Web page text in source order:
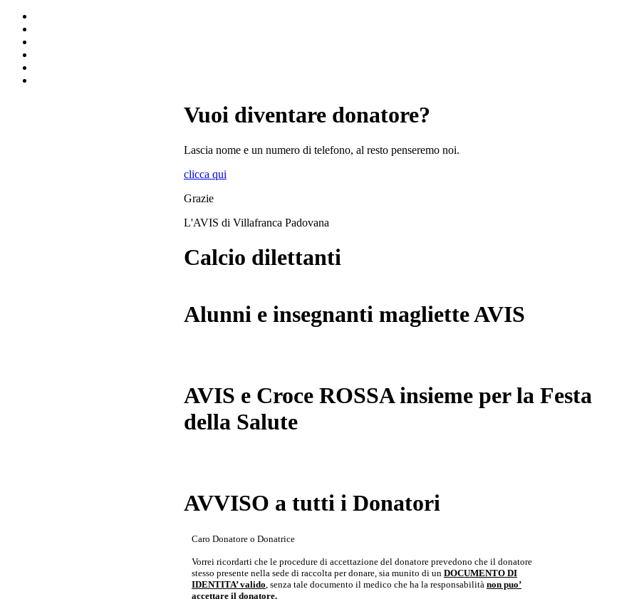
Vuoi diventare donatore?
Lascia nome e un numero di telefono, al resto penseremo noi.
clicca qui
Grazie
L'AVIS di Villafranca Padovana
Calcio dilettanti
Alunni e insegnanti magliette AVIS
AVIS e Croce ROSSA insieme per la Festa
della Salute
AVVISO a tutti i Donatori
Caro Donatore o Donatrice
Vorrei ricordarti che le procedure di accettazione del donatore prevedono che il donatore
stesso presente nella sede di raccolta per donare, sia munito di un DOCUMENTO DI
IDENTITA’ valido, senza tale documento il medico che ha la responsabilità non puo’
accettare il donatore.